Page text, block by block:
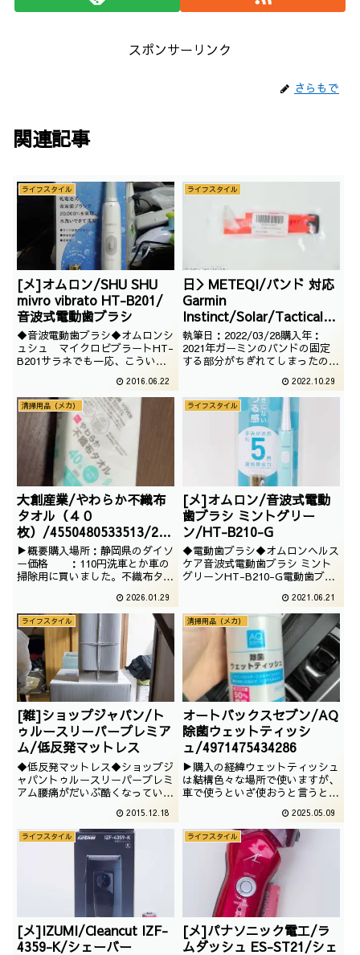
スポンサーリンク
さらもで
関連記事
ライフスタイル
[メ]オムロン/SHU SHU
mivro vibrato HT-B201/
音波式電動歯ブラシ
◆音波電動歯ブラシ◆オムロンシ
ュシュ マイクロビブラートHT-
B201サラネでも一応、こういう
題の音波電動歯ブラシでございま
す。
2016.06.22
ライフスタイル
日＞METEQI/バンド 対応
Garmin
Instinct/Solar/Tactical,
交換用ベルト 柔らかいシ
リコンバンド 調整可能 (オ
レンジ)
執筆日：2022/03/28購入年：
2021年ガーミンのバンドの固定
する部分がちぎれてしまったの
す。黄色がなかったので、近似値
のオレンジを選択しました。
2022.10.29
清掃用品（メカ）
大創産業/やわらか不織布
タオル（４０
枚）/4550480533513/202
5/11/20
▶概要購入場所：静岡県のダイソ
ー価格 ：110円洗車とか車の
掃除用に買いました。不織布タオ
2026.01.29
ライフスタイル
[メ]オムロン/音波式電動
歯ブラシ ミントグリー
ン/HT-B210-G
◆電動歯ブラシ◆オムロンヘルス
ケア音波式電動歯ブラシ ミント
グリーンHT-B210-G電動歯ブラ
オムロンを愛用しております。今
まで使用していたものが故障した
ので、買い替えたのでございま
2021.06.21
ライフスタイル
[雑]ショップジャパン/ト
ゥルースリーパープレミア
ム/低反発マットレス
◆低反発マットレス◆ショップジ
ャパントゥルースリーパープレミ
アム腰痛がだいぶ酷くなっていた
スリーパープレミアムでございま
した。執筆時、既に買ってから1
年が経過しておりますが、そん
な、トゥルースリーパープレミア
ムでございます。
2015.12.18
清掃用品（メカ）
オートバックスセブン/AQ
除菌ウェットティッシ
ュ/4971475434286
▶購入の経緯ウェットティッシュ
は結構色々な場所で使いますが、
車で使うといざ使おうと言うとき
いうことで、安価でそこそこ使い
切れる量というのがありがたいの
でニッチなこういうのが助かりま
す。■使ってみて使いやすいサイ
ズで、スリムでドアポケットにも
入ります。タップリ...
2025.05.09
ライフスタイル
[メ]IZUMI/Cleancut IZF-
4359-K/シェーバー
ライフスタイル
[メ]パナソニック電工/ラ
ムダッシュ ES-ST21/シェ